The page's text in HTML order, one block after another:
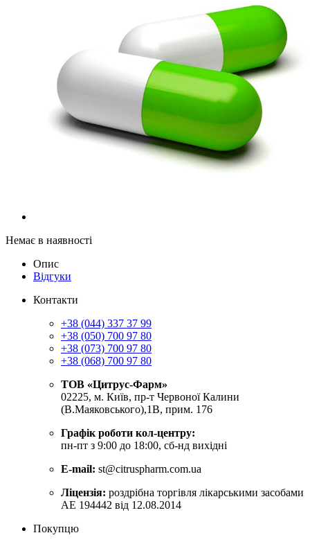
Немає в наявності
Опис
Відгуки
Контакти
+38 (044) 337 37 99
+38 (050) 700 97 80
+38 (073) 700 97 80
+38 (068) 700 97 80
ТОВ «Цитрус-Фарм»
02225, м. Київ, пр-т Червоної Калини
(В.Маяковського),1В, прим. 176
Графік роботи кол-центру:
пн-пт з 9:00 до 18:00, сб-нд вихідні
E-mail: st@citruspharm.com.ua
Ліцензія: роздрібна торгівля лікарськими засобами
АЕ 194442 від 12.08.2014
Покупцю